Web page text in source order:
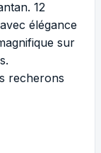
12
élégance
sur
recherons